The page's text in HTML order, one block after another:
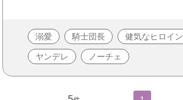
溺愛 騎士団長 健気なヒロイン
ヤンデレ ノーチェ